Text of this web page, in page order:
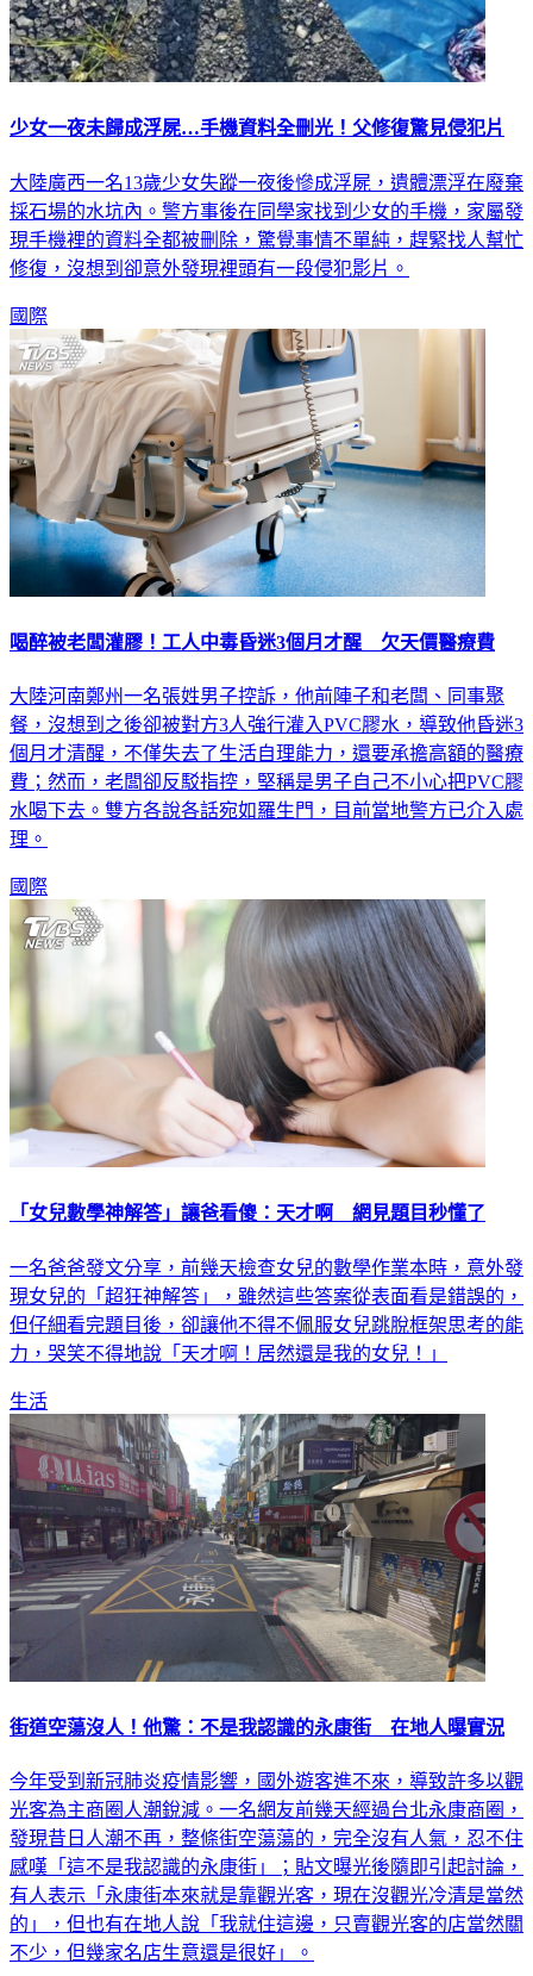
少女一夜未歸成浮屍…手機資料全刪光！父修復驚見侵犯片
大陸廣西一名13歲少女失蹤一夜後慘成浮屍，遺體漂浮在廢棄
採石場的水坑內。警方事後在同學家找到少女的手機，家屬發
現手機裡的資料全都被刪除，驚覺事情不單純，趕緊找人幫忙
修復，沒想到卻意外發現裡頭有一段侵犯影片。
國際
喝醉被老闆灌膠！工人中毒昏迷3個月才醒 欠天價醫療費
大陸河南鄭州一名張姓男子控訴，他前陣子和老闆、同事聚
餐，沒想到之後卻被對方3人強行灌入PVC膠水，導致他昏迷3
個月才清醒，不僅失去了生活自理能力，還要承擔高額的醫療
費；然而，老闆卻反駁指控，堅稱是男子自己不小心把PVC膠
水喝下去。雙方各說各話宛如羅生門，目前當地警方已介入處
理。
國際
「女兒數學神解答」讓爸看傻：天才啊 網見題目秒懂了
一名爸爸發文分享，前幾天檢查女兒的數學作業本時，意外發
現女兒的「超狂神解答」，雖然這些答案從表面看是錯誤的，
但仔細看完題目後，卻讓他不得不佩服女兒跳脫框架思考的能
力，哭笑不得地說「天才啊！居然還是我的女兒！」
生活
街道空蕩沒人！他驚：不是我認識的永康街 在地人曝實況
今年受到新冠肺炎疫情影響，國外遊客進不來，導致許多以觀
光客為主商圈人潮銳減。一名網友前幾天經過台北永康商圈，
發現昔日人潮不再，整條街空蕩蕩的，完全沒有人氣，忍不住
感嘆「這不是我認識的永康街」；貼文曝光後隨即引起討論，
有人表示「永康街本來就是靠觀光客，現在沒觀光冷清是當然
的」，但也有在地人說「我就住這邊，只賣觀光客的店當然關
不少，但幾家名店生意還是很好」。